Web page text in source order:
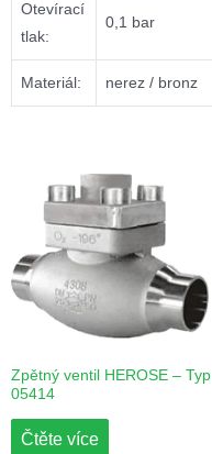
Otevírací
tlak:
0,1 bar
Materiál: nerez / bronz
Zpětný ventil HEROSE – Typ
05414
Čtěte více